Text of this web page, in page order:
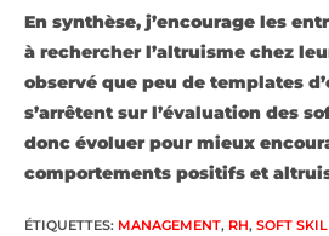
En synthèse, j’encourage les
à rechercher l’altruisme chez
observé que peu de templates
s’arrêtent sur l’évaluation des
donc évoluer pour mieux
comportements positifs et
ÉTIQUETTES: MANAGEMENT, RH, SOFT